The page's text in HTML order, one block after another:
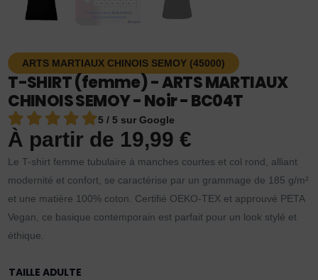
ARTS MARTIAUX CHINOIS SEMOY (45000)
T-SHIRT (femme) - ARTS MARTIAUX
CHINOIS SEMOY - Noir - BC04T
5 / 5 sur Google
À partir de 19,99€
Le T-shirt femme tubulaire à manches courtes et col rond, alliant
modernité et confort, se caractérise par un grammage de 185 g/m²
et une matière 100% coton. Certifié OEKO-TEX et approuvé PETA
Vegan, ce basique contemporain est parfait pour un look stylé et
éthique.
TAILLE ADULTE